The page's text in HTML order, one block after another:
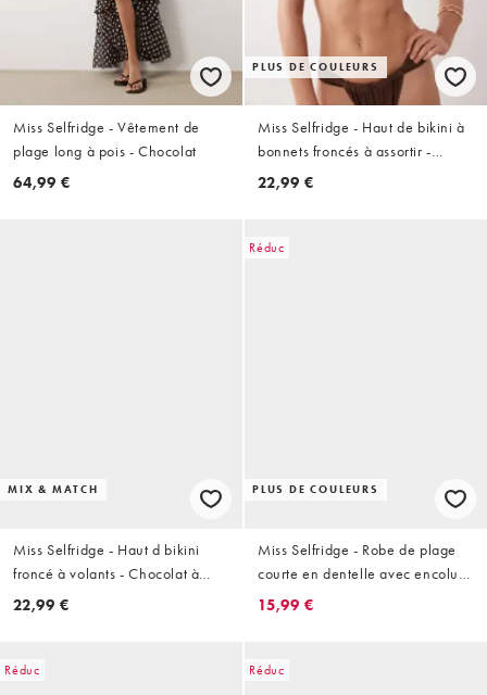
Miss Selfridge - Vêtement de
plage long à pois - Chocolat
64,99 €
PLUS DE COULEURS
Miss Selfridge - Haut de bikini à
bonnets froncés à assortir -
Chocolat
22,99 €
MIX & MATCH
Miss Selfridge - Haut d bikini
froncé à volants - Chocolat à
pois
22,99 €
Réduc
PLUS DE COULEURS
Miss Selfridge - Robe de plage
courte en dentelle avec encolure
bandeau froncée - Crème
15,99 €
Réduc Réduc